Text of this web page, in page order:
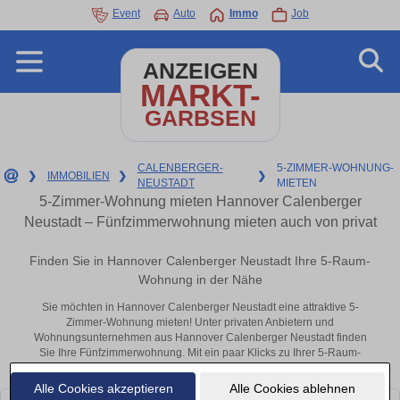
Alle Cookies akzeptieren Alle Cookies ablehnen
Event Auto Immo Job
ANZEIGEN
MARKT-
GARBSEN
❯ IMMOBILIEN ❯
CALENBERGER-
NEUSTADT
❯
5-ZIMMER-WOHNUNG-
MIETEN
5-Zimmer-Wohnung mieten Hannover Calenberger
Neustadt – Fünfzimmerwohnung mieten auch von privat
Finden Sie in Hannover Calenberger Neustadt Ihre 5-Raum-
Wohnung in der Nähe
Sie möchten in Hannover Calenberger Neustadt eine attraktive 5-
Zimmer-Wohnung mieten! Unter privaten Anbietern und
Wohnungsunternehmen aus Hannover Calenberger Neustadt finden
Sie Ihre Fünfzimmerwohnung. Mit ein paar Klicks zu Ihrer 5-Raum-